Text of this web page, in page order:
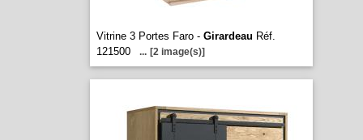
Vitrine 3 Portes Faro - Girardeau Réf.
121500
... [2 image(s)]